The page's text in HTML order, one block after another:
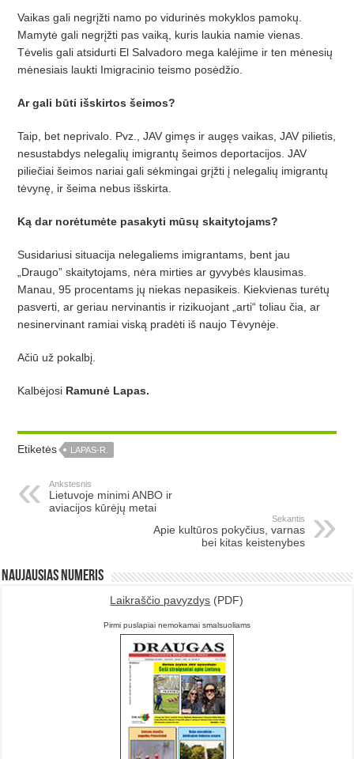
Vaikas gali negrįžti namo po vidurinės mokyklos pamokų.
Mamytė gali negrįžti pas vaiką, kuris laukia namie vienas.
Tėvelis gali atsidurti El Salvadoro mega kalėjime ir ten mėnesių
mėnesiais laukti Imigracinio teismo posėdžio.
Ar gali būti išskirtos šeimos?
Taip, bet neprivalo. Pvz., JAV gimęs ir augęs vaikas, JAV pilietis,
nesustabdys nelegalių imigrantų šeimos deportacijos. JAV
piliečiai šeimos nariai gali sėkmingai grįžti į nelegalių imigrantų
tėvynę, ir šeima nebus išskirta.
Ką dar norėtumėte pasakyti mūsų skaitytojams?
Susidariusi situacija nelegaliems imigrantams, bent jau
„Draugo” skaitytojams, nėra mirties ar gyvybės klausimas.
Manau, 95 procentams jų niekas nepasikeis. Kiekvienas turėtų
pasverti, ar geriau nervinantis ir rizikuojant „arti“ toliau čia, ar
nesinervinant ramiai viską pradėti iš naujo Tėvynėje.
Ačiū už pokalbį.
Kalbėjosi Ramunė Lapas.
Etiketės LAPAS-R.
Ankstesnis
Lietuvoje minimi ANBO ir
aviacijos kūrėjų metai
Sekantis
Apie kultūros pokyčius, varnas
bei kitas keistenybes
Naujausias numeris
Laikraščio pavyzdys (PDF)
Pirmi puslapiai nemokamai smalsuoliams